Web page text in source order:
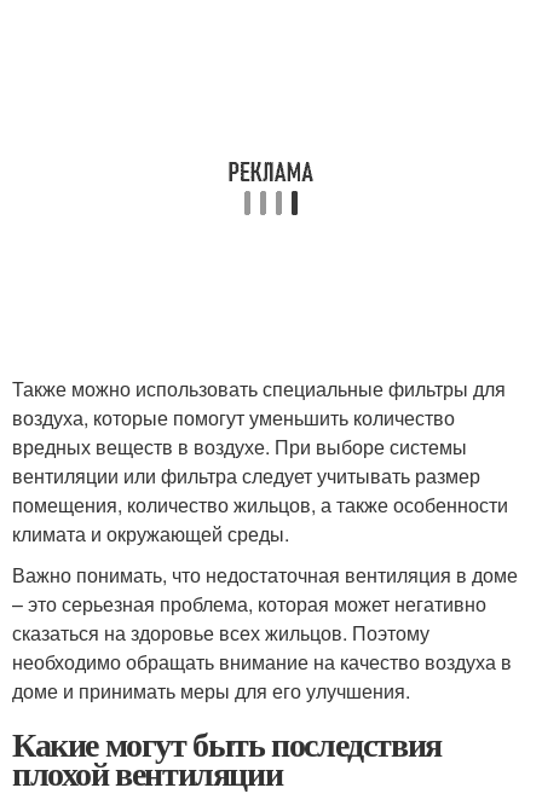
Также можно использовать специальные фильтры для
воздуха, которые помогут уменьшить количество
вредных веществ в воздухе. При выборе системы
вентиляции или фильтра следует учитывать размер
помещения, количество жильцов, а также особенности
климата и окружающей среды.
Важно понимать, что недостаточная вентиляция в доме
– это серьезная проблема, которая может негативно
сказаться на здоровье всех жильцов. Поэтому
необходимо обращать внимание на качество воздуха в
доме и принимать меры для его улучшения.
Какие могут быть последствия
плохой вентиляции